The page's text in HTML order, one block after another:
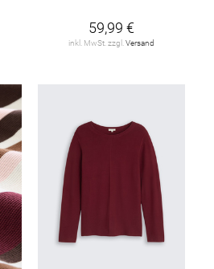
59,99 €
inkl. MwSt. zzgl.Versand